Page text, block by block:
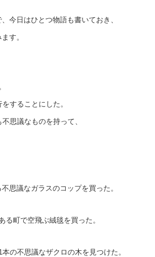
今日はひとつ物語も書いておき、
す。
することにした。
思議なものを持って、
思議なガラスのコップを買った。
る町で空飛ぶ絨毯を買った。
の不思議なザクロの木を見つけた。